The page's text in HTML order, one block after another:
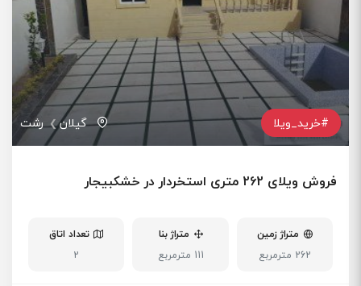
#خرید_ویلا گیلان رشت
فروش ویلای 262 متری استخردار در خشکبیجار
متراژ زمین
262 مترمربع
متراژ بنا
111 مترمربع
تعداد اتاق
2